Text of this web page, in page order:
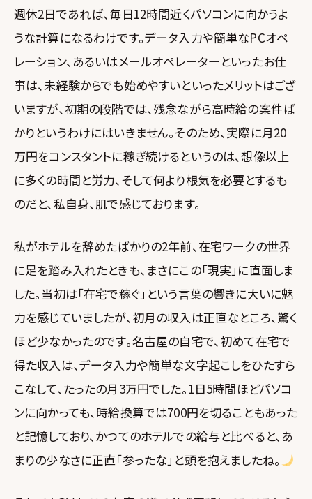
週休2日であれば、毎日12時間近くパソコンに向かうよ
うな計算になるわけです。データ入力や簡単なPCオペ
レーション、あるいはメールオペレーターといったお仕
事は、未経験からでも始めやすいといったメリットはござ
いますが、初期の段階では、残念ながら高時給の案件ば
かりというわけにはいきません。そのため、実際に月20
万円をコンスタントに稼ぎ続けるというのは、想像以上
に多くの時間と労力、そして何より根気を必要とするも
のだと、私自身、肌で感じております。
私がホテルを辞めたばかりの2年前、在宅ワークの世界
に足を踏み入れたときも、まさにこの「現実」に直面しま
した。当初は「在宅で稼ぐ」という言葉の響きに大いに魅
力を感じていましたが、初月の収入は正直なところ、驚く
ほど少なかったのです。名古屋の自宅で、初めて在宅で
得た収入は、データ入力や簡単な文字起こしをひたすら
こなして、たったの月3万円でした。1日5時間ほどパソコ
ンに向かっても、時給換算では700円を切ることもあった
と記憶しており、かつてのホテルでの給与と比べると、あ
まりの少なさに正直「参ったな」と頭を抱えましたね。